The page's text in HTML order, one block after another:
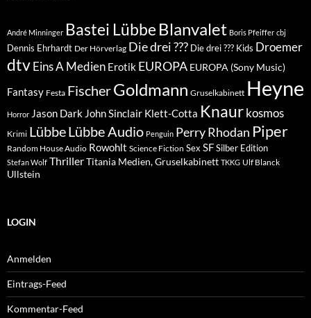
André Minninger Bastei Lübbe Blanvalet Boris Pfeiffer cbj
Dennis Ehrhardt Der Hörverlag Die drei ??? Die drei ??? Kids Droemer
dtvEins A Medien Erotik EUROPA EUROPA (Sony Music)
Fantasy Festa FischerGoldmann Gruselkabinett Heyne
Horror Jason Dark John Sinclair Klett-Cotta Knaur kosmos
Krimi LübbeLübbe Audio Penguin Perry Rhodan Piper
Random House Audio Rowohlt Science Fiction Sex SFSilber Edition
Stefan Wolf ThrillerTitania Medien, Gruselkabinett TKKG Ulf Blanck
Ullstein
LOGIN
Anmelden
Eintrags-Feed
Kommentar-Feed